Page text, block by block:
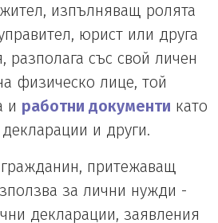
изпълняващ ролята
юрист или друга
разполага със свой личен
физическо лице, той
и работни документи като
и други.
притежаващ
за лични нужди -
декларации, заявления